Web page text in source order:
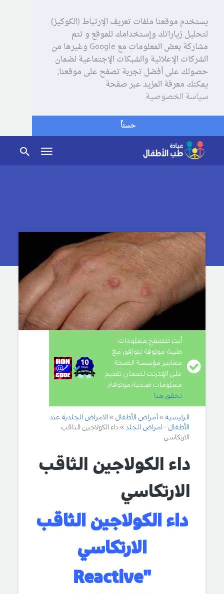
يستخدم موقعنا ملفات تعريف الإرتباط (الكوكيز)
لتحليل زياراتك وإستخدامك للموقع و تتم
مشاركة بعض المعلومات مع Google وغيرها من
الشركات الإعلانية والشبكات الإجتماعية لضمان
حصولك على أفضل تجربة تصفح على موقعنا,
يمكنك معرفة المزيد عبر صفحة
سياسة الخصوصية
حسناً
أنت تتصفح معلومات
طبية موثوقة تتوافق مع
معايير مؤسسة الصحة
على الإنترنت لضمان تقديم
معلومات صحية موثوقة,
تحقق هنا.
الرئيسية أمراض الأطفال
الامراض الجلدية عند
الأطفال - امراض الجلد
داء الكولاجين الثاقب
الارتكاسي
داء الكولاجين الثاقب
الارتكاسي
داء الكولاجين الثاقب
الارتكاسي
"
Reactive